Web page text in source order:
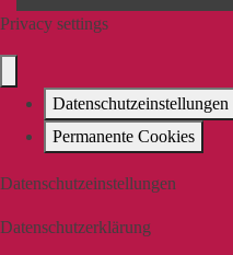
Privacy settings
Datenschutzeinstellungen
Permanente Cookies
Datenschutzeinstellungen
Datenschutzerklärung